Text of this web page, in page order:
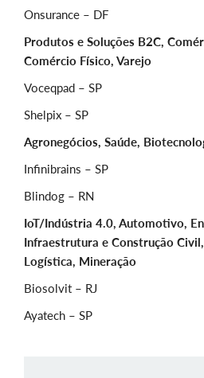
Onsurance – DF
Produtos e Soluções B2C,
Comércio Físico, Varejo
Voceqpad – SP
Shelpix – SP
Agronegócios, Saúde,
Infinibrains – SP
Blindog – RN
IoT/Indústria 4.0, Automotivo,
Infraestrutura e Construção
Logística, Mineração
Biosolvit – RJ
Ayatech – SP